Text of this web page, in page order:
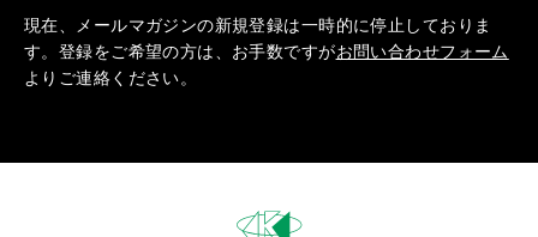
現在、メールマガジンの新規登録は一時的に停止しておりま
す。登録をご希望の方は、お手数ですがお問い合わせフォーム
よりご連絡ください。